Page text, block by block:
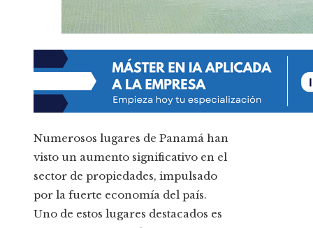
Numerosos lugares de Panamá han
visto un aumento significativo en el
sector de propiedades, impulsado
por la fuerte economía del país.
Uno de estos lugares destacados es